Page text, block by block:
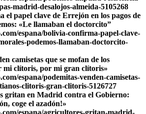
madrid-desalojos-almeida-5105268
el papel clave de Errejón en los pagos de
«Le llamaban el doctorcito”
espana/bolivia-confirma-papel-clave-
podemos-llamaban-doctorcito-
camisetas que se mofan de los
mi clítoris, por mi gran clítoris»
espana/podemitas-venden-camisetas-
clitoris-gran-clitoris-5126727
gritan en Madrid contra el Gobierno:
coge el azadón!»
espana/agricultores-gritan-madrid-